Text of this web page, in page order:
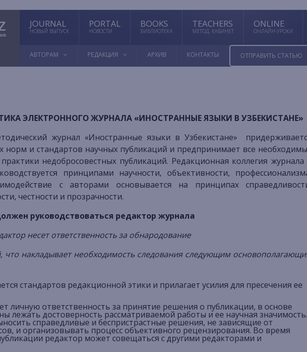
JOURNAL
НОВЫЙ ВЫПУСК
PORTAL
НОВОСТИ
BOOKS
БИБЛИОТЕКА
TEACHERS
МЕТОД. КАБИНЕТ
ONLINE
ОНЛАЙН-УРОКИ
АВТОРАМ РЕДАКЦИЯ АРХИВ КОНТАКТЫ ОТПРАВИТЬ СТАТЬЮ
ЭЛЕКТРОННОГО ЖУРНАЛА «ИНОСТРАННЫЕ ЯЗЫКИ В УЗБЕКИСТАНЕ»
норм и стандартов научных публикаций и предпринимает все
недобросовестных публикаций. Редакционная коллегия журнала
принципами научности, объективности,
с авторами основывается на принципах
честности и прозрачности.
руководствоваться редактор журнала
несет ответственность за обнародование
что накладывает необходимость следования следующим
стандартов редакционной этики и прилагает усилия для пресечения ее
личную ответственность за принятие решения о публикации, в основе
лежать достоверность рассматриваемой работы и ее научная значимость.
справедливые и беспристрастные решения, не зависящие от
и организовывать процесс объективного рецензирования. Во время
редактор может совещаться с другими редакторами и